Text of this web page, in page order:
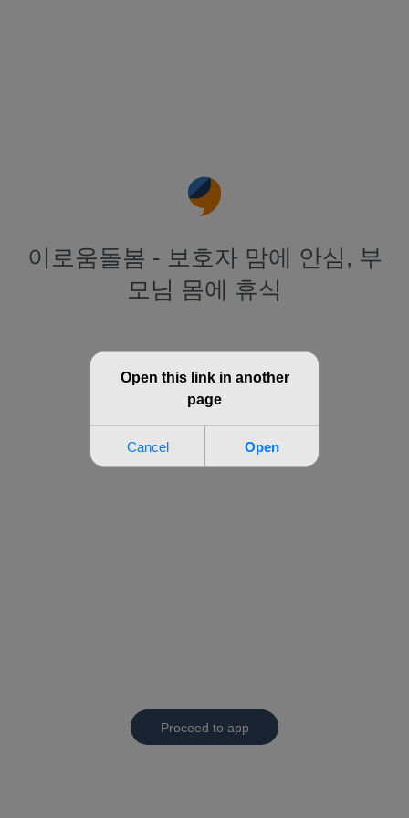
이로움돌봄 - 보호자 맘에 안심, 부
모님 몸에 휴식
Proceed to app